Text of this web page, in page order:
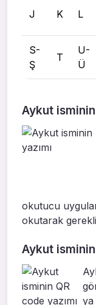
J K L
S-
Ş
T
U-
Ü
Aykut isminin
okutucu
okutarak
Aykut isminin
ya